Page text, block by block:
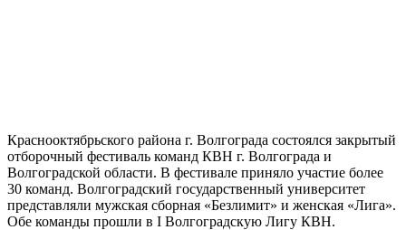
Краснооктябрьского района г. Волгограда состоялся закрытый
отборочный фестиваль команд КВН г. Волгограда и
Волгоградской области. В фестивале приняло участие более
30 команд. Волгоградский государственный университет
представляли мужская сборная «Безлимит» и женская «Лига».
Обе команды прошли в I Волгоградскую Лигу КВН.